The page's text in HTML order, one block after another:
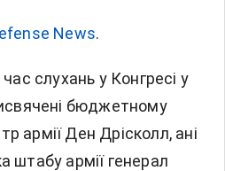
News.
слухань у Конгресі у
бюджетному
армії Ден Дрісколл, ані
штабу армії генерал